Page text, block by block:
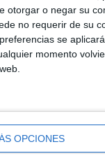
otorgar o negar su
no requerir de su
se
momento
OPCIONES
de ahorrarse
está ligado
8% extra de su